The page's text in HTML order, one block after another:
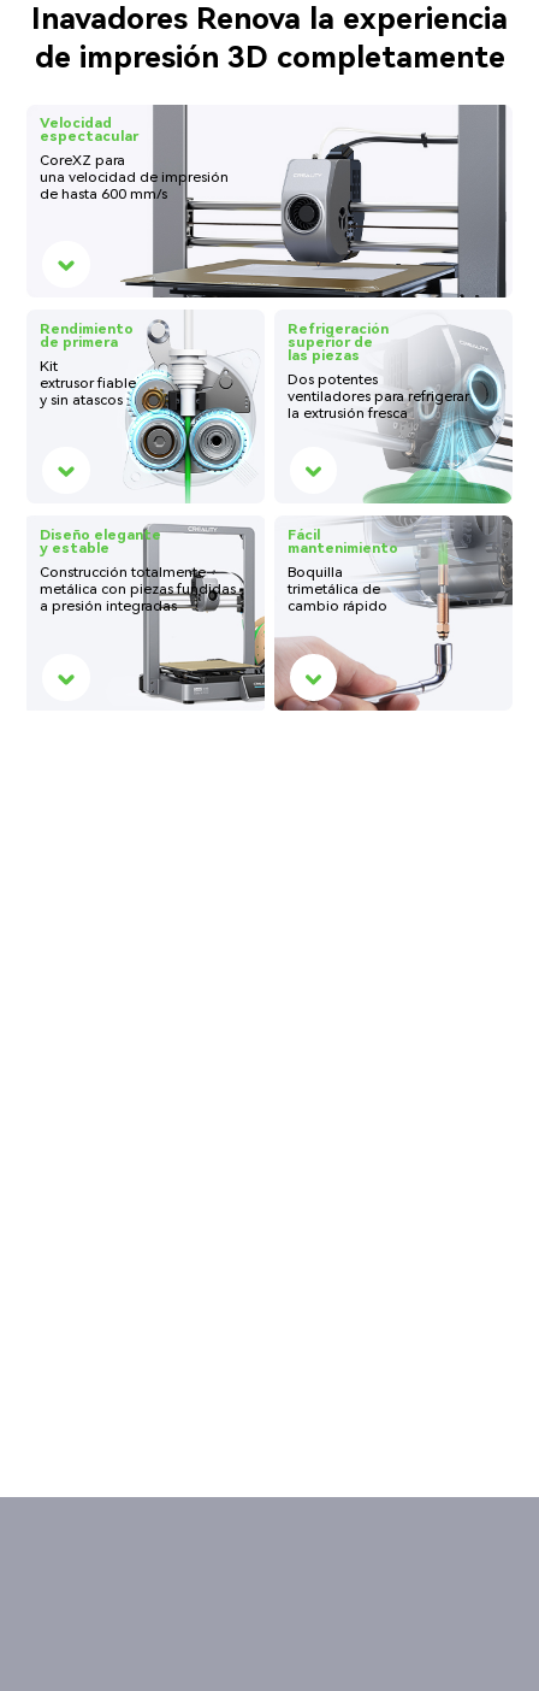
Inavadores Renova la experiencia
de impresión 3D completamente
Velocidad
espectacular
CoreXZ para
una velocidad de impresión
de hasta 600 mm/s
Rendimiento
de primera
Kit
extrusor fiable
y sin atascos
Refrigeración
superior de
las piezas
Dos potentes
ventiladores para refrigerar
la extrusión fresca
Diseño elegante
y estable
Construcción totalmente
metálica con piezas fundidas
a presión integradas
Fácil
mantenimiento
Boquilla
trimetálica de
cambio rápido